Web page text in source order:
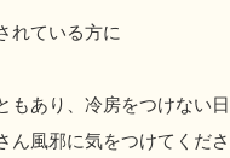
れている方に
もあり、冷房をつけない
風邪に気をつけてくださ